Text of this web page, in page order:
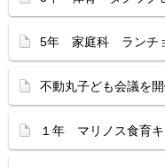
5年 家庭科 ランチ
不動丸子ども会議を
１年 マリノス食育